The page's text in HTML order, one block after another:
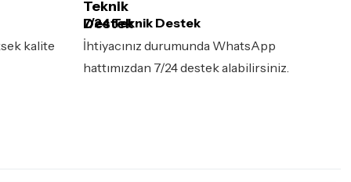
kalite
7/24 Teknik Destek
İhtiyacınız durumunda WhatsApp
hattımızdan 7/24 destek alabilirsiniz.